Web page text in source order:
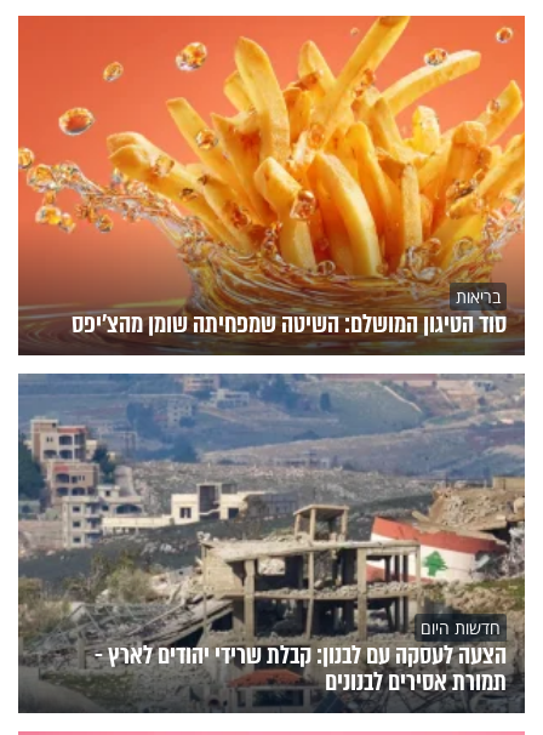
בריאות
סוד הטיגון המושלם: השיטה שמפחיתה שומן מהצ'יפס
חדשות היום
הצעה לעסקה עם לבנון: קבלת שרידי יהודים לארץ -
תמורת אסירים לבנונים